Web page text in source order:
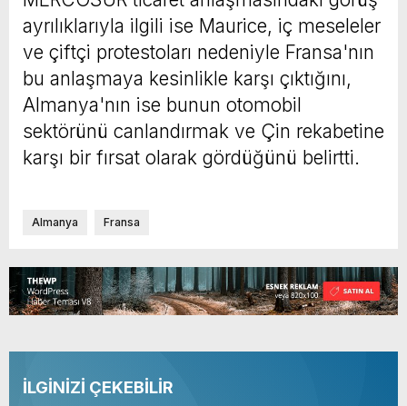
ayrılıklarıyla ilgili ise Maurice, iç meseleler
ve çiftçi protestoları nedeniyle Fransa'nın
bu anlaşmaya kesinlikle karşı çıktığını,
Almanya'nın ise bunun otomobil
sektörünü canlandırmak ve Çin rekabetine
karşı bir fırsat olarak gördüğünü belirtti.
Almanya Fransa
İLGİNİZİ ÇEKEBİLİR